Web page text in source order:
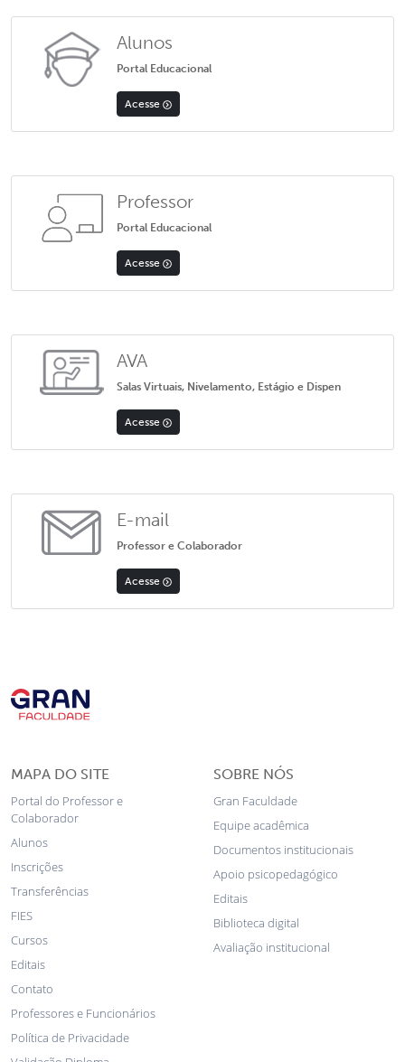
Alunos
Portal Educacional
Acesse
Professor
Portal Educacional
Acesse
AVA
Salas Virtuais, Nivelamento, Estágio e Dispen
Acesse
E-mail
Professor e Colaborador
Acesse
MAPA DO SITE
Portal do Professor e
Colaborador
Alunos
Inscrições
Transferências
FIES
Cursos
Editais
Contato
Professores e Funcionários
Política de Privacidade
SOBRE NÓS
Gran Faculdade
Equipe acadêmica
Documentos institucionais
Apoio psicopedagógico
Editais
Biblioteca digital
Avaliação institucional